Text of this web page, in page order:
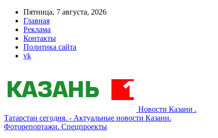
Пятница, 7 августа, 2026
Главная
Реклама
Контакты
Политика сайта
vk
Новости Казани .
Татарстан сегодня. - Актуальные новости Казани.
Фоторепортажи. Спецпроекты